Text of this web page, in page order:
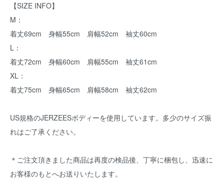
【SIZE INFO】
M：
着丈69cm 身幅55cm 肩幅52cm 袖丈60cm
L：
着丈72cm 身幅60cm 肩幅55cm 袖丈61cm
XL：
着丈75cm 身幅65cm 肩幅58cm 袖丈62cm
US規格のJERZEESボディーを使用しています。多少のサイズ振
れはご了承ください。
＊ご注文頂きました商品は再度の検品後、丁寧に梱包し、迅速に
お客様のもとへお送りいたします。